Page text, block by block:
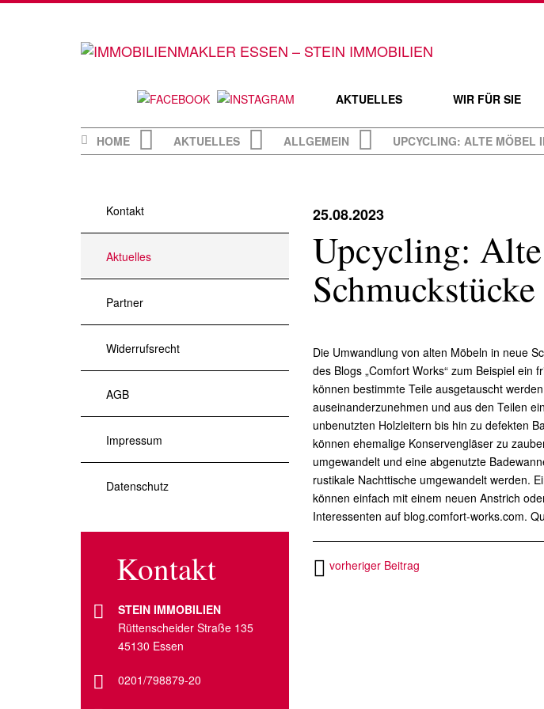
AKTUELLES WIR FÜR SIE
HOME AKTUELLES ALLGEMEIN UPCYCLING: ALTE MÖBEL
25.08.2023
Upcycling:
Die Umwandlung von alten Möbeln in neue
des Blogs „Comfort Works“ zum Beispiel
können bestimmte Teile ausgetauscht
auseinanderzunehmen und aus den Teilen
unbenutzten Holzleitern bis hin zu defekten
können ehemalige Konservengläser zu
umgewandelt und eine abgenutzte
rustikale Nachttische umgewandelt werden.
können einfach mit einem neuen Anstrich
Interessenten auf blog.comfort-works.com.
vorheriger Beitrag
Kontakt
Aktuelles
Partner
Widerrufsrecht
AGB
Impressum
Datenschutz
Kontakt
STEIN IMMOBILIEN
Rüttenscheider Straße 135
45130 Essen
0201/798879-20